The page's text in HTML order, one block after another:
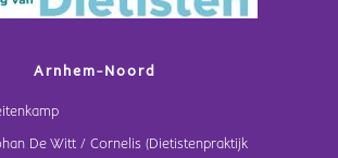
Arnhem-Noord
De Witt / Cornelis (Dietistenpraktijk